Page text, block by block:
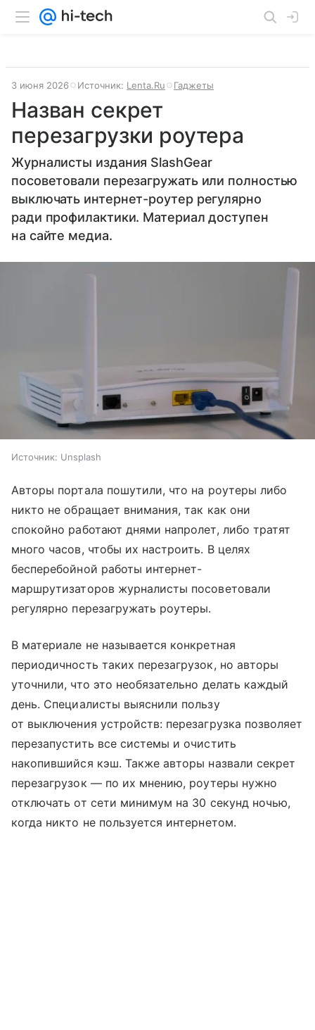
3 июня 2026 Источник: Lenta.Ru Гаджеты
Назван секрет
перезагрузки роутера
Журналисты издания SlashGear
посоветовали перезагружать или полностью
выключать интернет-роутер регулярно
ради профилактики. Материал доступен
на сайте медиа.
Источник: Unsplash
Авторы портала пошутили, что на роутеры либо
никто не обращает внимания, так как они
спокойно работают днями напролет, либо тратят
много часов, чтобы их настроить. В целях
бесперебойной работы интернет-
маршрутизаторов журналисты посоветовали
регулярно перезагружать роутеры.
В материале не называется конкретная
периодичность таких перезагрузок, но авторы
уточнили, что это необязательно делать каждый
день. Специалисты выяснили пользу
от выключения устройств: перезагрузка позволяет
перезапустить все системы и очистить
накопившийся кэш. Также авторы назвали секрет
перезагрузок — по их мнению, роутеры нужно
отключать от сети минимум на 30 секунд ночью,
когда никто не пользуется интернетом.